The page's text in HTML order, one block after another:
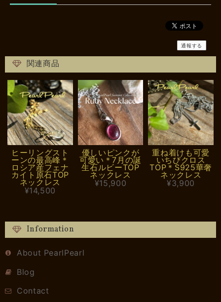
通報する
関連商品
ヒーリングスト
ーンの最高峰＊
ロシア産フェナ
カイト原石TOP
ネックレス
¥14,500
優しいピンクが
可愛い＊7月の誕
生石ルビーTOP
ネックレス
¥15,900
重ね着けも可愛
いちびクロス
TOP＊S925華奢
ネックレス
¥3,900
Information
About PearlPearl
Blog
Contact